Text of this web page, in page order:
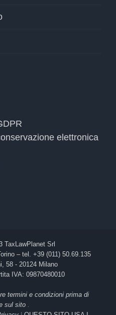
elettronica
TaxLawPlanet Srl
– tel. +39 (011) 50.69.135
58 - 20124 Milano
IVA: 09870480010
termini e condizioni prima di
sul sito